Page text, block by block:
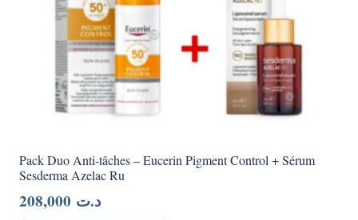
Pack Duo Anti-tâches – Eucerin Pigment Control + Sérum
Sesderma Azelac Ru
د.ت